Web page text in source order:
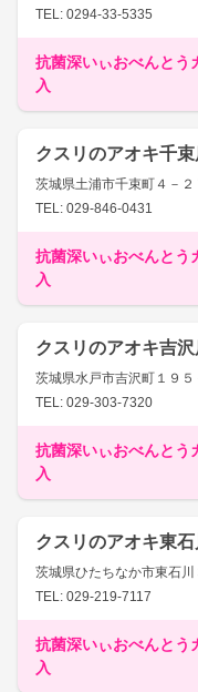
TEL: 0294-33-5335
抗菌深いぃおべんとう
入
クスリのアオキ千束
茨城県土浦市千束町４－２
TEL: 029-846-0431
抗菌深いぃおべんとう
入
クスリのアオキ吉沢
茨城県水戸市吉沢町１９５
TEL: 029-303-7320
抗菌深いぃおべんとう
入
クスリのアオキ東
茨城県ひたちなか市東石川
TEL: 029-219-7117
抗菌深いぃおべんとう
入